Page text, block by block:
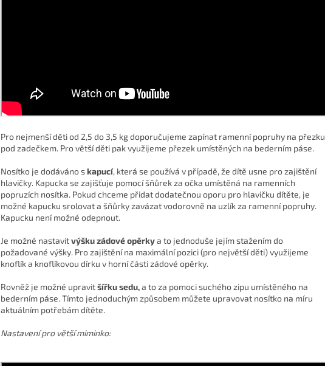
Pro nejmenší děti od 2,5 do 3,5 kg doporučujeme zapínat ramenní popruhy na přezku
pod zadečkem. Pro větší děti pak využijeme přezek umístěných na bederním páse.
Nosítko je dodáváno skapucí, která se používá v případě, že dítě usne pro zajištění
hlavičky. Kapucka se zajišťuje pomocí šňůrek za očka umístěná na ramenních
popruzích nosítka. Pokud chceme přidat dodatečnou oporu pro hlavičku dítěte, je
možné kapucku srolovat a šňůrky zavázat vodorovně na uzlík za ramenní popruhy.
Kapucku není možné odepnout.
Je možné nastavitvýšku zádové opěrkya to jednoduše jejím stažením do
požadované výšky. Pro zajištění na maximální pozici (pro největší děti) využijeme
knoflík a knoflíkovou dírku v horní části zádové opěrky.
Rovněž je možné upravitšířku sedu,a to za pomoci suchého zipu umístěného na
bederním páse. Tímto jednoduchým způsobem můžete upravovat nosítko na míru
aktuálním potřebám dítěte.
Nastavení pro větší miminko: